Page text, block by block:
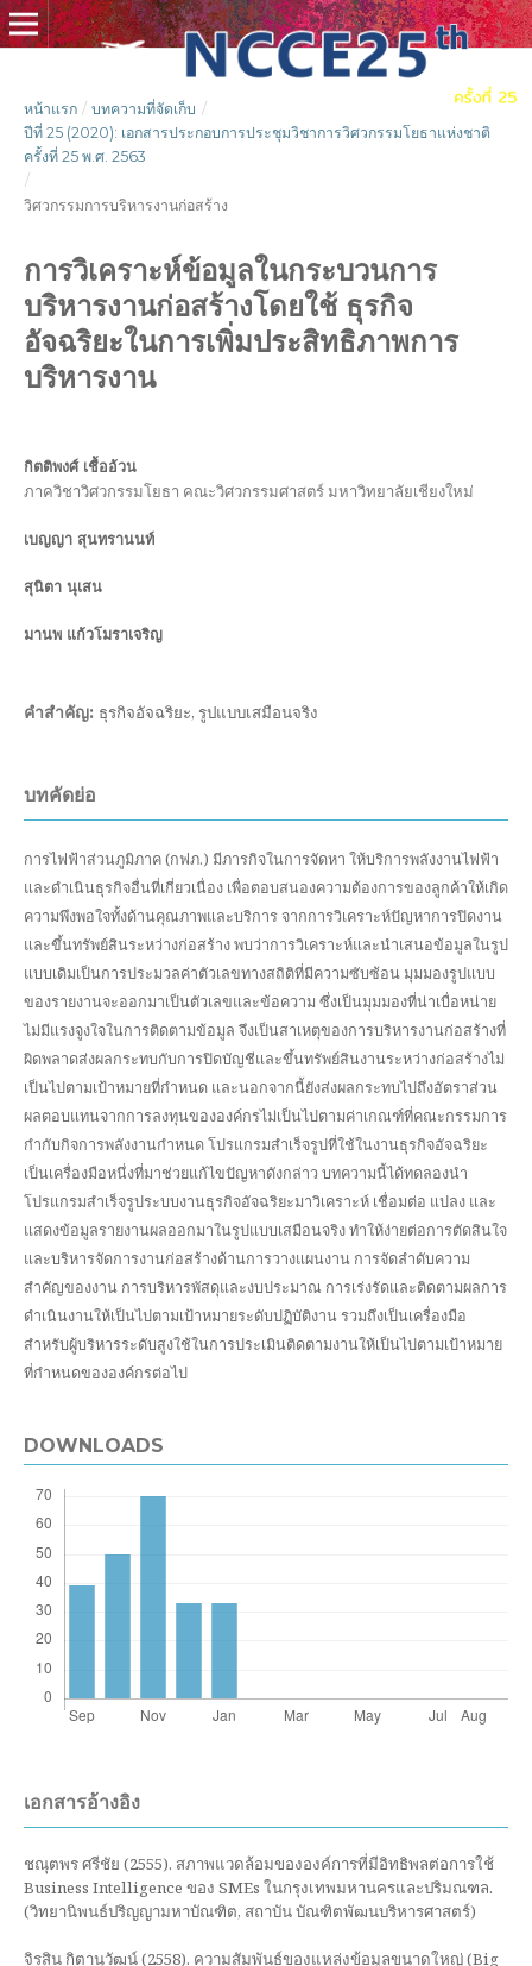
หน้าแรก / บทความที่จัดเก็บ /
ปีที่ 25 (2020): เอกสารประกอบการประชุมวิชาการวิศวกรรมโยธาแห่งชาติ
ครั้งที่ 25 พ.ศ. 2563
/
วิศวกรรมการบริหารงานก่อสร้าง
การวิเคราะห์ข้อมูลในกระบวนการ
บริหารงานก่อสร้างโดยใช้ ธุรกิจ
อัจฉริยะในการเพิ่มประสิทธิภาพการ
บริหารงาน
กิตติพงศ์ เชื้ออ้วน
ภาควิชาวิศวกรรมโยธา คณะวิศวกรรมศาสตร์ มหาวิทยาลัยเชียงใหม่
เบญญา สุนทรานนท์
สุนิตา นุเสน
มานพ แก้วโมราเจริญ
คำสำคัญ: ธุรกิจอัจฉริยะ, รูปแบบเสมือนจริง
บทคัดย่อ
การไฟฟ้าส่วนภูมิภาค (กฟภ.) มีภารกิจในการจัดหา ให้บริการพลังงานไฟฟ้า
และดำเนินธุรกิจอื่นที่เกี่ยวเนื่อง เพื่อตอบสนองความต้องการของลูกค้าให้เกิด
ความพึงพอใจทั้งด้านคุณภาพและบริการ จากการวิเคราะห์ปัญหาการปิดงาน
และขึ้นทรัพย์สินระหว่างก่อสร้าง พบว่าการวิเคราะห์และนำเสนอข้อมูลในรูป
แบบเดิมเป็นการประมวลค่าตัวเลขทางสถิติที่มีความซับซ้อน มุมมองรูปแบบ
ของรายงานจะออกมาเป็นตัวเลขและข้อความ ซึ่งเป็นมุมมองที่น่าเบื่อหน่าย
ไม่มีแรงจูงใจในการติดตามข้อมูล จึงเป็นสาเหตุของการบริหารงานก่อสร้างที่
ผิดพลาดส่งผลกระทบกับการปิดบัญชีและขึ้นทรัพย์สินงานระหว่างก่อสร้างไม่
เป็นไปตามเป้าหมายที่กำหนด และนอกจากนี้ยังส่งผลกระทบไปถึงอัตราส่วน
ผลตอบแทนจากการลงทุนขององค์กรไม่เป็นไปตามค่าเกณฑ์ที่คณะกรรมการ
กำกับกิจการพลังงานกำหนด โปรแกรมสำเร็จรูปที่ใช้ในงานธุรกิจอัจฉริยะ
เป็นเครื่องมือหนึ่งที่มาช่วยแก้ไขปัญหาดังกล่าว บทความนี้ได้ทดลองนำ
โปรแกรมสำเร็จรูประบบงานธุรกิจอัจฉริยะมาวิเคราะห์ เชื่อมต่อ แปลง และ
แสดงข้อมูลรายงานผลออกมาในรูปแบบเสมือนจริง ทำให้ง่ายต่อการตัดสินใจ
และบริหารจัดการงานก่อสร้างด้านการวางแผนงาน การจัดลำดับความ
สำคัญของงาน การบริหารพัสดุและงบประมาณ การเร่งรัดและติดตามผลการ
ดำเนินงานให้เป็นไปตามเป้าหมายระดับปฏิบัติงาน รวมถึงเป็นเครื่องมือ
สำหรับผู้บริหารระดับสูงใช้ในการประเมินติดตามงานให้เป็นไปตามเป้าหมาย
ที่กำหนดขององค์กรต่อไป
DOWNLOADS
เอกสารอ้างอิง
ชณุตพร ศรีชัย (2555). สภาพแวดล้อมขององค์การที่มีอิทธิพลต่อการใช้
Business Intelligence ของ SMEs ในกรุงเทพมหานครและปริมณฑล.
(วิทยานิพนธ์ปริญญามหาบัณฑิต, สถาบัน บัณฑิตพัฒนบริหารศาสตร์)
จิรสิน กิตานุวัฒน์ (2558). ความสัมพันธ์ของแหล่งข้อมูลขนาดใหญ่ (Big